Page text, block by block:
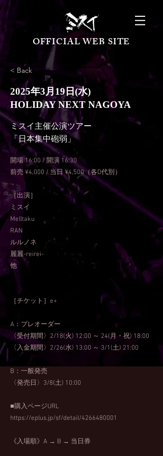
OFFICIAL WEB SITE
< Back
2025年3月19日(水)
HOLIDAY NEXT NAGOYA
ミスイ主催公演ツアー
「日本集中砲弱」
開場 16:00 / 開演 16:30
前売 ¥4,000 / 当日 ¥4,500（各D代別）
［出演］
ミスイ
Melltaku
RAN
ルルノネ
麗麗-reirei-
他
［チケット］e+
A：プレオーダー
〈受付期間〉2/18(火) 12:00 ～ 24(月・祝) 18:00
〈入金期間〉2/26(水) 13:00 ～ 3/1(土) 21:00
B：一般発売
〈発売日〉3/8(土) 10:00
■購入ページURL
https://eplus.jp/sf/detail/4266480001
《入場順》A → B → 当日券